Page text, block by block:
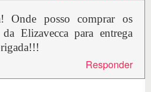
Onde posso comprar os
Elizavecca para entrega
Responder